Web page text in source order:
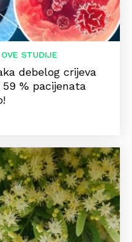
STUDIJE
debelog crijeva
% pacijenata